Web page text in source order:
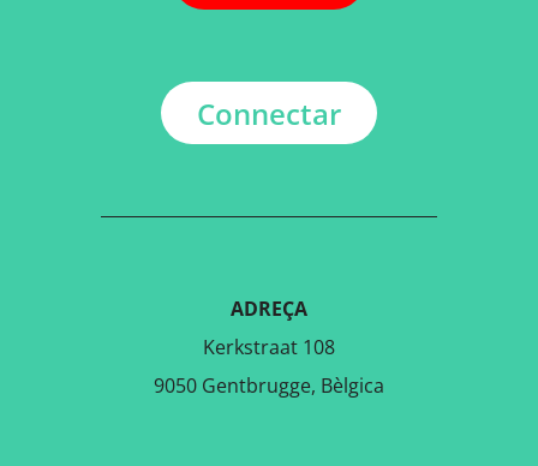
Connectar
ADREÇA
Kerkstraat 108
9050 Gentbrugge, Bèlgica